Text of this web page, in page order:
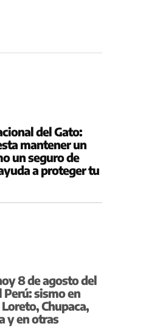
del Gato:
mantener un
un seguro de
a proteger tu
8 de agosto del
Perú: sismo en
Chupaca,
y en otras